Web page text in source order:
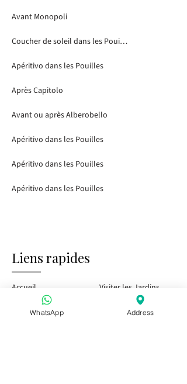
Avant Monopoli
Coucher de soleil dans les Pouilles
Apéritivo dans les Pouilles
Après Capitolo
Avant ou après Alberobello
Apéritivo dans les Pouilles
Apéritivo dans les Pouilles
Apéritivo dans les Pouilles
Liens rapides
Accueil
Tasting Bar
Visiter les Jardins
Événements publics
WhatsApp Address